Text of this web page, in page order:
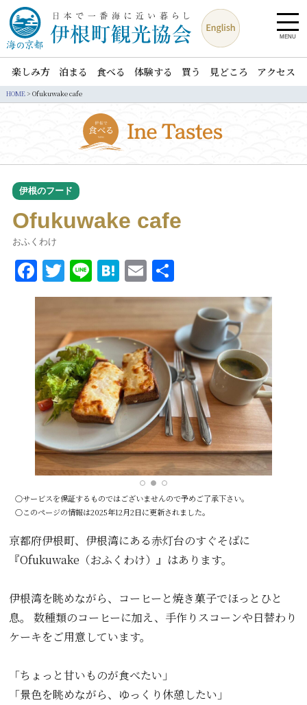
MENU
楽しみ方 泊まる 食べる 体験する 買う 見どころ アクセス
HOME> Ofukuwake cafe
伊根のフード
Ofukuwake cafe
おふくわけ
Facebook
Twitter
LineHatena
Email
共
有
○サービスを保証するものではございませんので予めご了承下さい。
○このページの情報は2025年12月2日に更新されました。
京都府伊根町、伊根湾にある赤灯台のすぐそばに
『Ofukuwake（おふくわけ）』はあります。
伊根湾を眺めながら、コーヒーと焼き菓子でほっとひと
息。 数種類のコーヒーに加え、手作りスコーンや日替わり
ケーキをご用意しています。
「ちょっと甘いものが食べたい」
「景色を眺めながら、ゆっくり休憩したい」